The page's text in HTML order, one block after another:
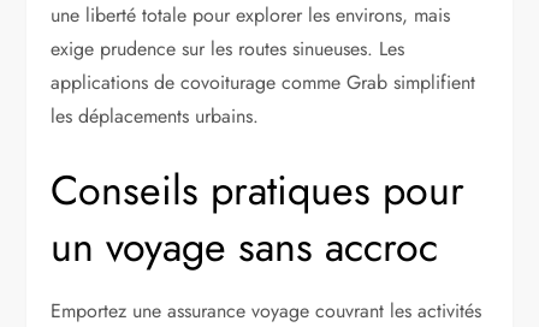
une liberté totale pour explorer les environs, mais
exige prudence sur les routes sinueuses. Les
applications de covoiturage comme Grab simplifient
les déplacements urbains.
Conseils pratiques pour
un voyage sans accroc
Emportez une assurance voyage couvrant les activités